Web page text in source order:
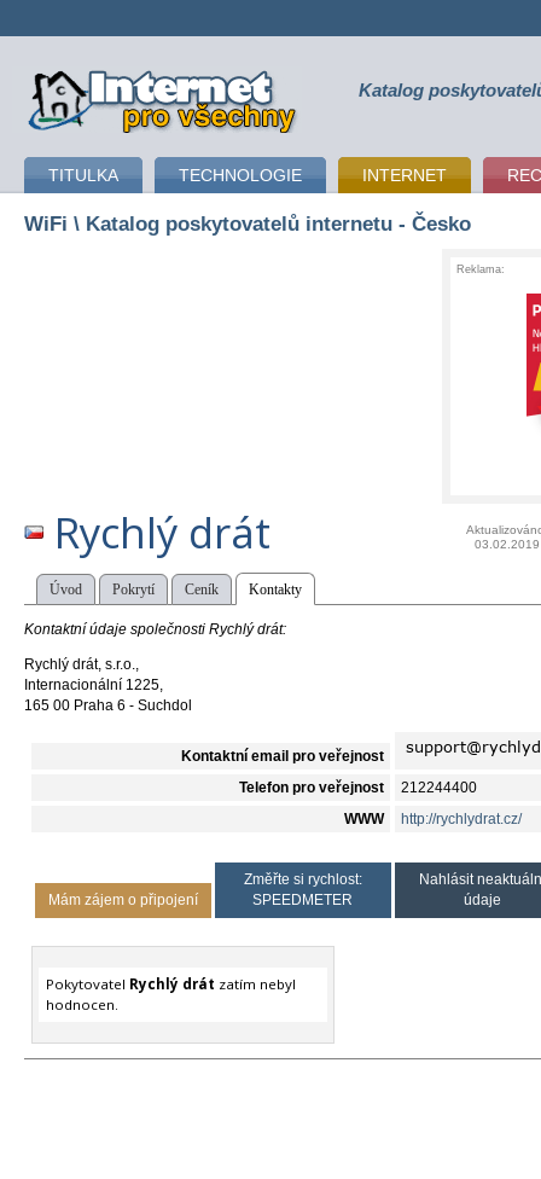
připojení k internetu Katalog
TITULKA TECHNOLOGIE INTERNET
WiFi \ Katalog poskytovatelů internetu - Česko
Reklama:
Rychlý drát
03.02.2019
Úvod Pokrytí Ceník Kontakty
Kontaktní údaje společnosti Rychlý drát:
Rychlý drát, s.r.o.,
Internacionální 1225,
165 00 Praha 6 - Suchdol
Kontaktní email pro veřejnost
Telefon pro veřejnost 212244400
WWW http://rychlydrat.cz/
Mám zájem o připojení
Změřte si rychlost:
SPEEDMETER
Nahlásit
údaje
Pokytovatel Rychlý drát zatím nebyl
hodnocen.